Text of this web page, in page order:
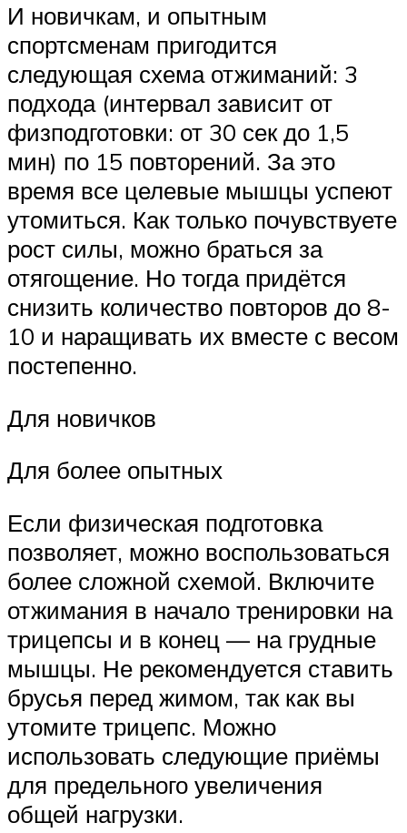
И новичкам, и опытным
спортсменам пригодится
следующая схема отжиманий: 3
подхода (интервал зависит от
физподготовки: от 30 сек до 1,5
мин) по 15 повторений. За это
время все целевые мышцы успеют
утомиться. Как только почувствуете
рост силы, можно браться за
отягощение. Но тогда придётся
снизить количество повторов до 8-
10 и наращивать их вместе с весом
постепенно.
Для новичков
Для более опытных
Если физическая подготовка
позволяет, можно воспользоваться
более сложной схемой. Включите
отжимания в начало тренировки на
трицепсы и в конец — на грудные
мышцы. Не рекомендуется ставить
брусья перед жимом, так как вы
утомите трицепс. Можно
использовать следующие приёмы
для предельного увеличения
общей нагрузки.